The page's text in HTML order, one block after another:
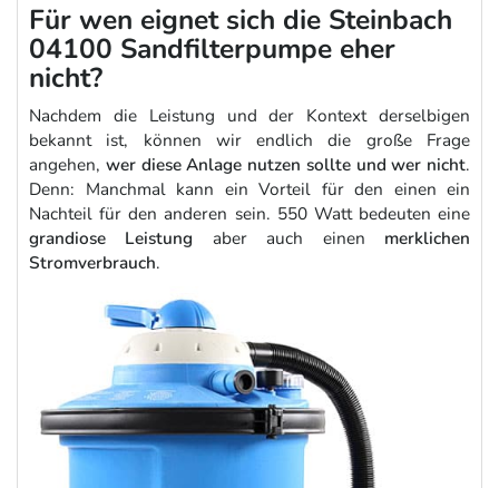
Für wen eignet sich die Steinbach
04100 Sandfilterpumpe eher
nicht?
Nachdem die Leistung und der Kontext derselbigen
bekannt ist, können wir endlich die große Frage
angehen, wer diese Anlage nutzen sollte und wer nicht.
Denn: Manchmal kann ein Vorteil für den einen ein
Nachteil für den anderen sein. 550 Watt bedeuten eine
grandiose Leistung aber auch einen merklichen
Stromverbrauch.